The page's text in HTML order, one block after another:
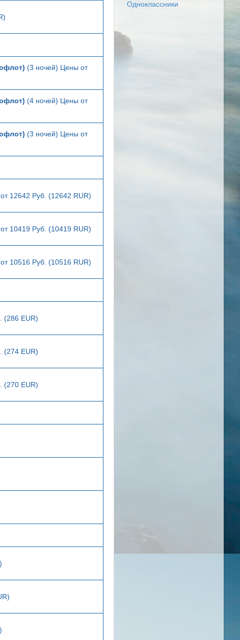
(3 ночей) Цены от
(4 ночей) Цены от
(3 ночей) Цены от
12642 Руб. (12642 RUR)
10419 Руб. (10419 RUR)
10516 Руб. (10516 RUR)
(286 EUR)
(274 EUR)
(270 EUR)
Одноклассники